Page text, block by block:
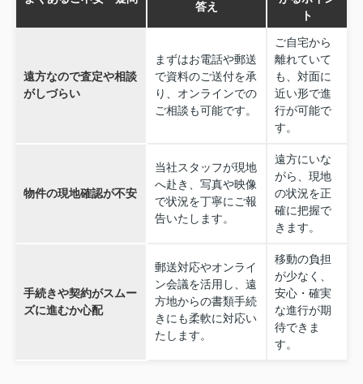
答え
ト
遠方なので査定や相談
がしづらい
まずはお電話や郵送
で資料のご送付を承
り、オンラインでの
ご相談も可能です。
ご自宅から
離れていて
も、対面に
近い形で進
行が可能で
す。
物件の現地確認が不安
当社スタッフが現地
へ赴き、写真や映像
で状況を丁寧にご報
告いたします。
遠方にいな
がら、現地
の状況を正
確に把握で
きます。
手続きや契約がスムー
ズに進むか心配
郵送対応やオンライ
ン会議を活用し、遠
方地からの書類手続
きにも柔軟に対応い
たします。
移動の負担
が少なく、
安心・確実
な進行が期
待できま
す。